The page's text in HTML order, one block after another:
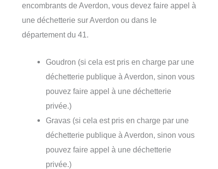
encombrants de Averdon, vous devez faire appel à
une déchetterie sur Averdon ou dans le
département du 41.
Goudron (si cela est pris en charge par une
déchetterie publique à Averdon, sinon vous
pouvez faire appel à une déchetterie
privée.)
Gravas (si cela est pris en charge par une
déchetterie publique à Averdon, sinon vous
pouvez faire appel à une déchetterie
privée.)